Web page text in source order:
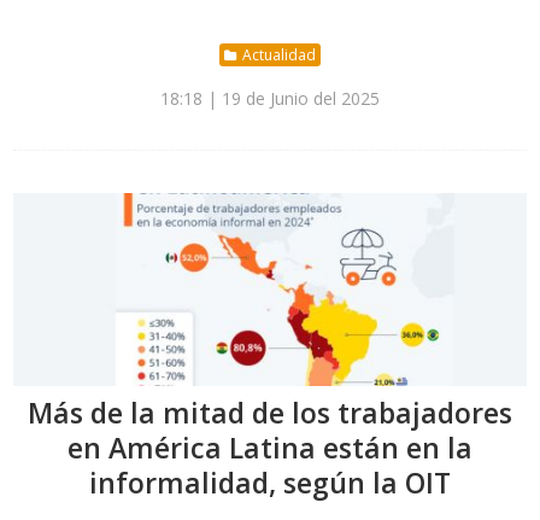
Actualidad
18:18 | 19 de Junio del 2025
Más de la mitad de los trabajadores
en América Latina están en la
informalidad, según la OIT